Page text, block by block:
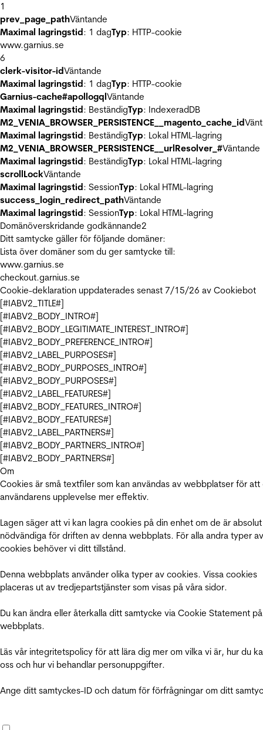
1
prev_page_pathVäntande
Maximal lagringstid: 1 dagTyp: HTTP-cookie
www.garnius.se
6
clerk-visitor-idVäntande
Maximal lagringstid: 1 dagTyp: HTTP-cookie
Garnius-cache#apollogqlVäntande
Maximal lagringstid: BeständigTyp: IndexeradDB
M2_VENIA_BROWSER_PERSISTENCE__magento_cache_id
Maximal lagringstid: BeständigTyp: Lokal HTML-lagring
M2_VENIA_BROWSER_PERSISTENCE__urlResolver_#Väntande
Maximal lagringstid: BeständigTyp: Lokal HTML-lagring
scrollLockVäntande
Maximal lagringstid: SessionTyp: Lokal HTML-lagring
success_login_redirect_pathVäntande
Maximal lagringstid: SessionTyp: Lokal HTML-lagring
Domänöverskridande godkännande2
Ditt samtycke gäller för följande domäner:
Lista över domäner som du ger samtycke till:
www.garnius.se
checkout.garnius.se
Cookie-deklaration uppdaterades senast 7/15/26 av Cookiebot
[#IABV2_TITLE#]
[#IABV2_BODY_INTRO#]
[#IABV2_BODY_LEGITIMATE_INTEREST_INTRO#]
[#IABV2_BODY_PREFERENCE_INTRO#]
[#IABV2_LABEL_PURPOSES#]
[#IABV2_BODY_PURPOSES_INTRO#]
[#IABV2_BODY_PURPOSES#]
[#IABV2_LABEL_FEATURES#]
[#IABV2_BODY_FEATURES_INTRO#]
[#IABV2_BODY_FEATURES#]
[#IABV2_LABEL_PARTNERS#]
[#IABV2_BODY_PARTNERS_INTRO#]
[#IABV2_BODY_PARTNERS#]
Om
Cookies är små textfiler som kan användas av webbplatser för att
användarens upplevelse mer effektiv.
Lagen säger att vi kan lagra cookies på din enhet om de är absolut
nödvändiga för driften av denna webbplats. För alla andra typer av
cookies behöver vi ditt tillstånd.
Denna webbplats använder olika typer av cookies. Vissa cookies
placeras ut av tredjepartstjänster som visas på våra sidor.
Du kan ändra eller återkalla ditt samtycke via Cookie Statement
webbplats.
Läs vår integritetspolicy för att lära dig mer om vilka vi är, hur du
oss och hur vi behandlar personuppgifter.
Ange ditt samtyckes-ID och datum för förfrågningar om ditt